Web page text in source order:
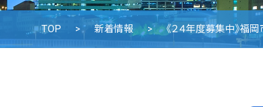
TOP 新着情報 《２４年度募集中》福